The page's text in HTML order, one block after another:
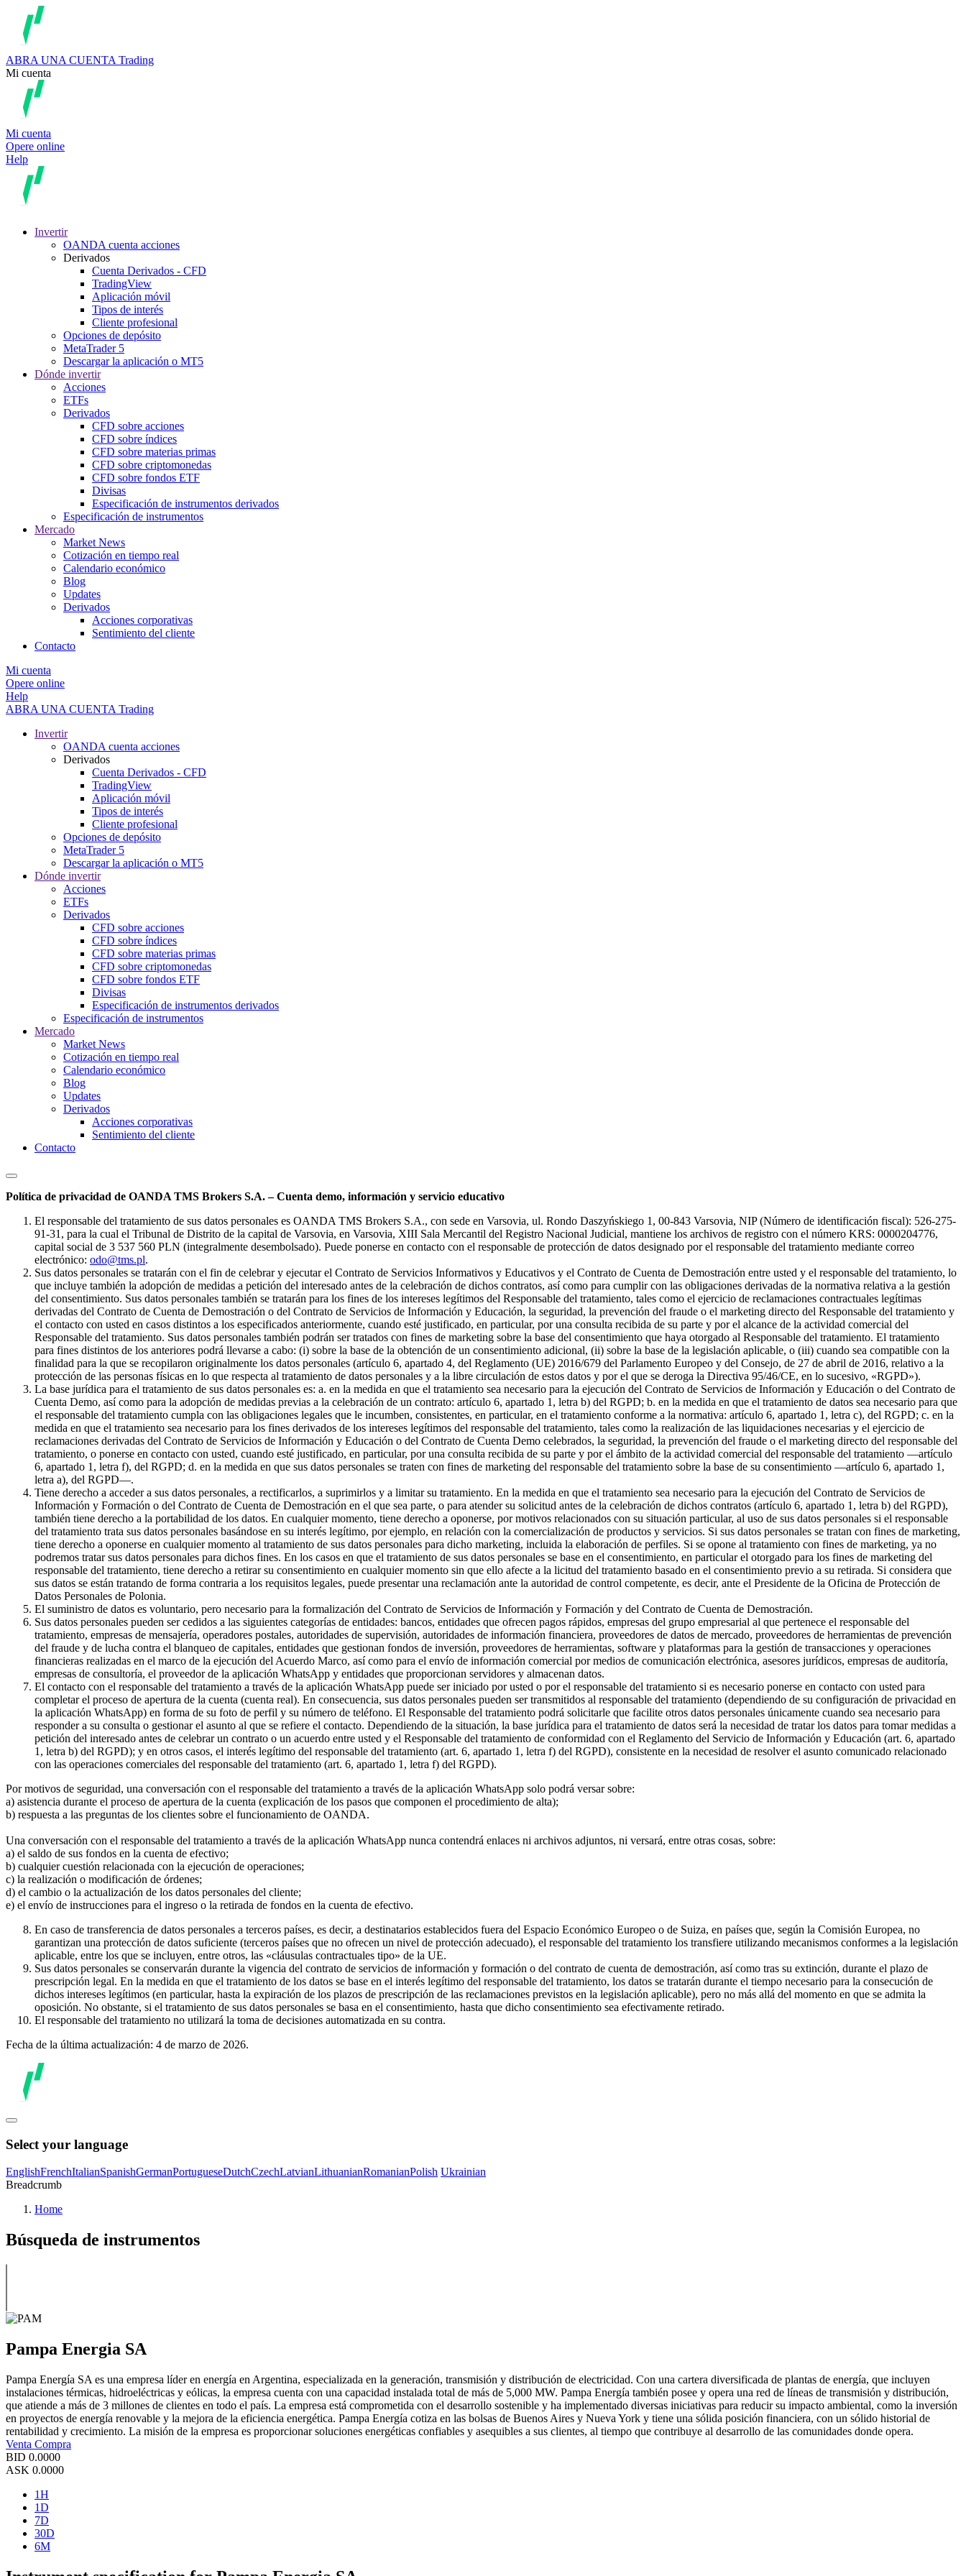
ABRA UNA CUENTA Trading
Mi cuenta
Mi cuenta
Opere online
Help
Invertir
OANDA cuenta acciones
Derivados
Cuenta Derivados - CFD
TradingView
Aplicación móvil
Tipos de interés
Cliente profesional
Opciones de depósito
MetaTrader 5
Descargar la aplicación o MT5
Dónde invertir
Acciones
ETFs
Derivados
CFD sobre acciones
CFD sobre índices
CFD sobre materias primas
CFD sobre criptomonedas
CFD sobre fondos ETF
Divisas
Especificación de instrumentos derivados
Especificación de instrumentos
Mercado
Market News
Cotización en tiempo real
Calendario económico
Blog
Updates
Derivados
Acciones corporativas
Sentimiento del cliente
Contacto
Mi cuenta
Opere online
Help
ABRA UNA CUENTA Trading
Invertir
OANDA cuenta acciones
Derivados
Cuenta Derivados - CFD
TradingView
Aplicación móvil
Tipos de interés
Cliente profesional
Opciones de depósito
MetaTrader 5
Descargar la aplicación o MT5
Dónde invertir
Acciones
ETFs
Derivados
CFD sobre acciones
CFD sobre índices
CFD sobre materias primas
CFD sobre criptomonedas
CFD sobre fondos ETF
Divisas
Especificación de instrumentos derivados
Especificación de instrumentos
Mercado
Market News
Cotización en tiempo real
Calendario económico
Blog
Updates
Derivados
Acciones corporativas
Sentimiento del cliente
Contacto
Política de privacidad de OANDA TMS Brokers S.A. – Cuenta demo, información y servicio educativo
El responsable del tratamiento de sus datos personales es OANDA TMS Brokers S.A., con sede en Varsovia, ul. Rondo Daszyńskiego 1, 00-843 Varsovia, NIP (Número de identificación fiscal): 526-275-
91-31, para la cual el Tribunal de Distrito de la capital de Varsovia, en Varsovia, XIII Sala Mercantil del Registro Nacional Judicial, mantiene los archivos de registro con el número KRS: 0000204776,
capital social de 3 537 560 PLN (integralmente desembolsado). Puede ponerse en contacto con el responsable de protección de datos designado por el responsable del tratamiento mediante correo
electrónico: odo@tms.pl.
Sus datos personales se tratarán con el fin de celebrar y ejecutar el Contrato de Servicios Informativos y Educativos y el Contrato de Cuenta de Demostración entre usted y el responsable del tratamiento, lo
que incluye también la adopción de medidas a petición del interesado antes de la celebración de dichos contratos, así como para cumplir con las obligaciones derivadas de la normativa relativa a la gestión
del consentimiento. Sus datos personales también se tratarán para los fines de los intereses legítimos del Responsable del tratamiento, tales como el ejercicio de reclamaciones contractuales legítimas
derivadas del Contrato de Cuenta de Demostración o del Contrato de Servicios de Información y Educación, la seguridad, la prevención del fraude o el marketing directo del Responsable del tratamiento y
el contacto con usted en casos distintos a los especificados anteriormente, cuando esté justificado, en particular, por una consulta recibida de su parte y por el alcance de la actividad comercial del
Responsable del tratamiento. Sus datos personales también podrán ser tratados con fines de marketing sobre la base del consentimiento que haya otorgado al Responsable del tratamiento. El tratamiento
para fines distintos de los anteriores podrá llevarse a cabo: (i) sobre la base de la obtención de un consentimiento adicional, (ii) sobre la base de la legislación aplicable, o (iii) cuando sea compatible con la
finalidad para la que se recopilaron originalmente los datos personales (artículo 6, apartado 4, del Reglamento (UE) 2016/679 del Parlamento Europeo y del Consejo, de 27 de abril de 2016, relativo a la
protección de las personas físicas en lo que respecta al tratamiento de datos personales y a la libre circulación de estos datos y por el que se deroga la Directiva 95/46/CE, en lo sucesivo, «RGPD»).
La base jurídica para el tratamiento de sus datos personales es: a. en la medida en que el tratamiento sea necesario para la ejecución del Contrato de Servicios de Información y Educación o del Contrato de
Cuenta Demo, así como para la adopción de medidas previas a la celebración de un contrato: artículo 6, apartado 1, letra b) del RGPD; b. en la medida en que el tratamiento de datos sea necesario para que
el responsable del tratamiento cumpla con las obligaciones legales que le incumben, consistentes, en particular, en el tratamiento conforme a la normativa: artículo 6, apartado 1, letra c), del RGPD; c. en la
medida en que el tratamiento sea necesario para los fines derivados de los intereses legítimos del responsable del tratamiento, tales como la realización de las liquidaciones necesarias y el ejercicio de
reclamaciones derivadas del Contrato de Servicios de Información y Educación o del Contrato de Cuenta Demo celebrados, la seguridad, la prevención del fraude o el marketing directo del responsable del
tratamiento, o ponerse en contacto con usted, cuando esté justificado, en particular, por una consulta recibida de su parte y por el ámbito de la actividad comercial del responsable del tratamiento —artículo
6, apartado 1, letra f), del RGPD; d. en la medida en que sus datos personales se traten con fines de marketing del responsable del tratamiento sobre la base de su consentimiento —artículo 6, apartado 1,
letra a), del RGPD—.
Tiene derecho a acceder a sus datos personales, a rectificarlos, a suprimirlos y a limitar su tratamiento. En la medida en que el tratamiento sea necesario para la ejecución del Contrato de Servicios de
Información y Formación o del Contrato de Cuenta de Demostración en el que sea parte, o para atender su solicitud antes de la celebración de dichos contratos (artículo 6, apartado 1, letra b) del RGPD),
también tiene derecho a la portabilidad de los datos. En cualquier momento, tiene derecho a oponerse, por motivos relacionados con su situación particular, al uso de sus datos personales si el responsable
del tratamiento trata sus datos personales basándose en su interés legítimo, por ejemplo, en relación con la comercialización de productos y servicios. Si sus datos personales se tratan con fines de marketing,
tiene derecho a oponerse en cualquier momento al tratamiento de sus datos personales para dicho marketing, incluida la elaboración de perfiles. Si se opone al tratamiento con fines de marketing, ya no
podremos tratar sus datos personales para dichos fines. En los casos en que el tratamiento de sus datos personales se base en el consentimiento, en particular el otorgado para los fines de marketing del
responsable del tratamiento, tiene derecho a retirar su consentimiento en cualquier momento sin que ello afecte a la licitud del tratamiento basado en el consentimiento previo a su retirada. Si considera que
sus datos se están tratando de forma contraria a los requisitos legales, puede presentar una reclamación ante la autoridad de control competente, es decir, ante el Presidente de la Oficina de Protección de
Datos Personales de Polonia.
El suministro de datos es voluntario, pero necesario para la formalización del Contrato de Servicios de Información y Formación y del Contrato de Cuenta de Demostración.
Sus datos personales pueden ser cedidos a las siguientes categorías de entidades: bancos, entidades que ofrecen pagos rápidos, empresas del grupo empresarial al que pertenece el responsable del
tratamiento, empresas de mensajería, operadores postales, autoridades de supervisión, autoridades de información financiera, proveedores de datos de mercado, proveedores de herramientas de prevención
del fraude y de lucha contra el blanqueo de capitales, entidades que gestionan fondos de inversión, proveedores de herramientas, software y plataformas para la gestión de transacciones y operaciones
financieras realizadas en el marco de la ejecución del Acuerdo Marco, así como para el envío de información comercial por medios de comunicación electrónica, asesores jurídicos, empresas de auditoría,
empresas de consultoría, el proveedor de la aplicación WhatsApp y entidades que proporcionan servidores y almacenan datos.
El contacto con el responsable del tratamiento a través de la aplicación WhatsApp puede ser iniciado por usted o por el responsable del tratamiento si es necesario ponerse en contacto con usted para
completar el proceso de apertura de la cuenta (cuenta real). En consecuencia, sus datos personales pueden ser transmitidos al responsable del tratamiento (dependiendo de su configuración de privacidad en
la aplicación WhatsApp) en forma de su foto de perfil y su número de teléfono. El Responsable del tratamiento podrá solicitarle que facilite otros datos personales únicamente cuando sea necesario para
responder a su consulta o gestionar el asunto al que se refiere el contacto. Dependiendo de la situación, la base jurídica para el tratamiento de datos será la necesidad de tratar los datos para tomar medidas a
petición del interesado antes de celebrar un contrato o un acuerdo entre usted y el Responsable del tratamiento de conformidad con el Reglamento del Servicio de Información y Educación (art. 6, apartado
1, letra b) del RGPD); y en otros casos, el interés legítimo del responsable del tratamiento (art. 6, apartado 1, letra f) del RGPD), consistente en la necesidad de resolver el asunto comunicado relacionado
con las operaciones comerciales del responsable del tratamiento (art. 6, apartado 1, letra f) del RGPD).
Por motivos de seguridad, una conversación con el responsable del tratamiento a través de la aplicación WhatsApp solo podrá versar sobre:
a) asistencia durante el proceso de apertura de la cuenta (explicación de los pasos que componen el procedimiento de alta);
b) respuesta a las preguntas de los clientes sobre el funcionamiento de OANDA.
Una conversación con el responsable del tratamiento a través de la aplicación WhatsApp nunca contendrá enlaces ni archivos adjuntos, ni versará, entre otras cosas, sobre:
a) el saldo de sus fondos en la cuenta de efectivo;
b) cualquier cuestión relacionada con la ejecución de operaciones;
c) la realización o modificación de órdenes;
d) el cambio o la actualización de los datos personales del cliente;
e) el envío de instrucciones para el ingreso o la retirada de fondos en la cuenta de efectivo.
En caso de transferencia de datos personales a terceros países, es decir, a destinatarios establecidos fuera del Espacio Económico Europeo o de Suiza, en países que, según la Comisión Europea, no
garantizan una protección de datos suficiente (terceros países que no ofrecen un nivel de protección adecuado), el responsable del tratamiento los transfiere utilizando mecanismos conformes a la legislación
aplicable, entre los que se incluyen, entre otros, las «cláusulas contractuales tipo» de la UE.
Sus datos personales se conservarán durante la vigencia del contrato de servicios de información y formación o del contrato de cuenta de demostración, así como tras su extinción, durante el plazo de
prescripción legal. En la medida en que el tratamiento de los datos se base en el interés legítimo del responsable del tratamiento, los datos se tratarán durante el tiempo necesario para la consecución de
dichos intereses legítimos (en particular, hasta la expiración de los plazos de prescripción de las reclamaciones previstos en la legislación aplicable), pero no más allá del momento en que se admita la
oposición. No obstante, si el tratamiento de sus datos personales se basa en el consentimiento, hasta que dicho consentimiento sea efectivamente retirado.
El responsable del tratamiento no utilizará la toma de decisiones automatizada en su contra.
Fecha de la última actualización: 4 de marzo de 2026.
Select your language
EnglishFrenchItalianSpanishGermanPortugueseDutchCzechLatvianLithuanianRomanianPolish Ukrainian
Breadcrumb
Home
Búsqueda de instrumentos
Pampa Energia SA
Pampa Energía SA es una empresa líder en energía en Argentina, especializada en la generación, transmisión y distribución de electricidad. Con una cartera diversificada de plantas de energía, que incluyen
instalaciones térmicas, hidroeléctricas y eólicas, la empresa cuenta con una capacidad instalada total de más de 5,000 MW. Pampa Energía también posee y opera una red de líneas de transmisión y distribución,
que atiende a más de 3 millones de clientes en todo el país. La empresa está comprometida con el desarrollo sostenible y ha implementado diversas iniciativas para reducir su impacto ambiental, como la inversión
en proyectos de energía renovable y la mejora de la eficiencia energética. Pampa Energía cotiza en las bolsas de Buenos Aires y Nueva York y tiene una sólida posición financiera, con un sólido historial de
rentabilidad y crecimiento. La misión de la empresa es proporcionar soluciones energéticas confiables y asequibles a sus clientes, al tiempo que contribuye al desarrollo de las comunidades donde opera.
Venta Compra
BID 0.0000
ASK 0.0000
1H
1D
7D
30D
6M